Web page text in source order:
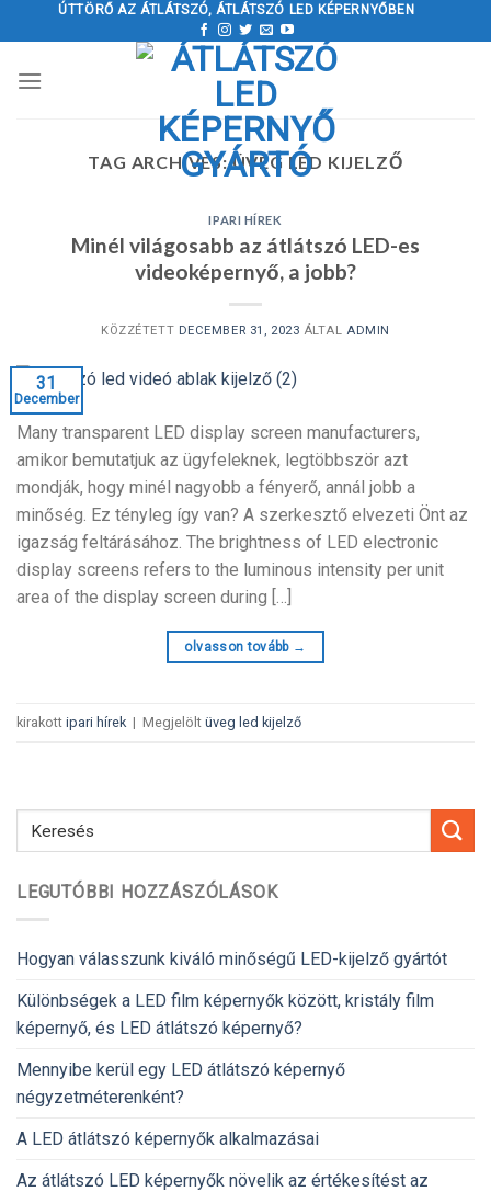
a
ÚTTÖRŐ AZ ÁTLÁTSZÓ, ÁTLÁTSZÓ LED KÉPERNYŐBEN
TAG ARCHIVES:ÜVEG LED KIJELZŐ
LEGUTÓBBI HOZZÁSZÓLÁSOK
Hogyan válasszunk kiváló minőségű LED-kijelző gyártót
Különbségek a LED film képernyők között, kristály film
képernyő, és LED átlátszó képernyő?
Mennyibe kerül egy LED átlátszó képernyő
négyzetméterenként?
A LED átlátszó képernyők alkalmazásai
Az átlátszó LED képernyők növelik az értékesítést az
IPARI HÍREK
Minél világosabb az átlátszó LED-es
videoképernyő, a jobb?
KÖZZÉTETT DECEMBER 31, 2023 ÁLTALADMIN
31
December
Many transparent LED display screen manufacturers,
amikor bemutatjuk az ügyfeleknek, legtöbbször azt
mondják, hogy minél nagyobb a fényerő, annál jobb a
minőség. Ez tényleg így van? A szerkesztő elvezeti Önt az
igazság feltárásához. The brightness of LED electronic
display screens refers to the luminous intensity per unit
area of the display screen during […]
olvasson tovább →
kirakott ipari hírek | Megjelölt üveg led kijelző